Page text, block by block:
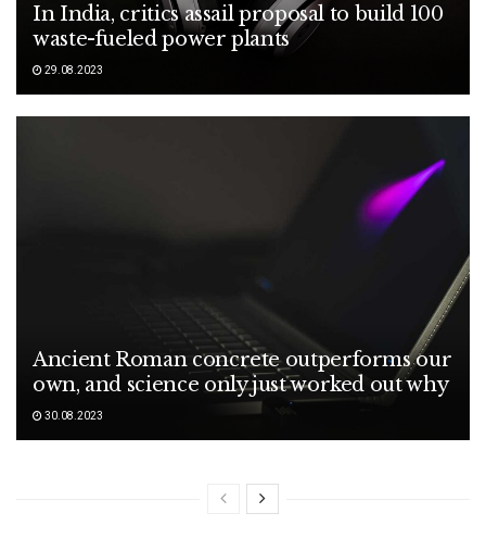
In India, critics assail proposal to build 100
waste-fueled power plants
29.08.2023
Ancient Roman concrete outperforms our
own, and science only just worked out why
30.08.2023